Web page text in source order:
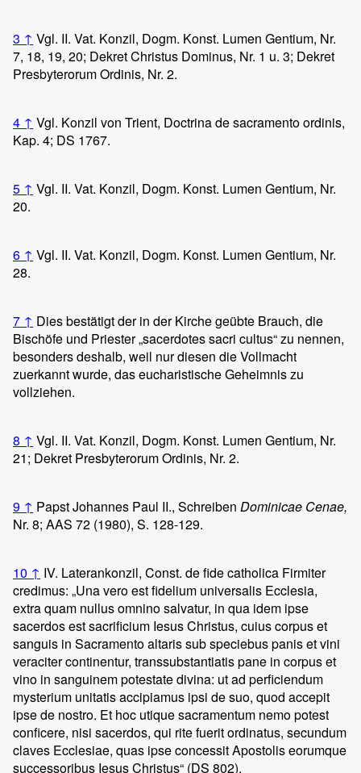
3 ↑ Vgl. II. Vat. Konzil, Dogm. Konst. Lumen Gentium, Nr.
7, 18, 19, 20; Dekret Christus Dominus, Nr. 1 u. 3; Dekret
Presbyterorum Ordinis, Nr. 2.
4 ↑ Vgl. Konzil von Trient, Doctrina de sacramento ordinis,
Kap. 4; DS 1767.
5 ↑ Vgl. II. Vat. Konzil, Dogm. Konst. Lumen Gentium, Nr.
20.
6 ↑ Vgl. II. Vat. Konzil, Dogm. Konst. Lumen Gentium, Nr.
28.
7 ↑ Dies bestätigt der in der Kirche geübte Brauch, die
Bischöfe und Priester „sacerdotes sacri cultus“ zu nennen,
besonders deshalb, weil nur diesen die Vollmacht
zuerkannt wurde, das eucharistische Geheimnis zu
vollziehen.
8 ↑ Vgl. II. Vat. Konzil, Dogm. Konst. Lumen Gentium, Nr.
21; Dekret Presbyterorum Ordinis, Nr. 2.
9 ↑ Papst Johannes Paul II., Schreiben Dominicae Cenae,
Nr. 8; AAS 72 (1980), S. 128-129.
10 ↑ IV. Laterankonzil, Const. de fide catholica Firmiter
credimus: „Una vero est fidelium universalis Ecclesia,
extra quam nullus omnino salvatur, in qua idem ipse
sacerdos est sacrificium Iesus Christus, cuius corpus et
sanguis in Sacramento altaris sub speciebus panis et vini
veraciter continentur, transsubstantiatis pane in corpus et
vino in sanguinem potestate divina: ut ad perficiendum
mysterium unitatis accipiamus ipsi de suo, quod accepit
ipse de nostro. Et hoc utique sacramentum nemo potest
conficere, nisi sacerdos, qui rite fuerit ordinatus, secundum
claves Ecclesiae, quas ipse concessit Apostolis eorumque
successoribus Iesus Christus“ (DS 802).